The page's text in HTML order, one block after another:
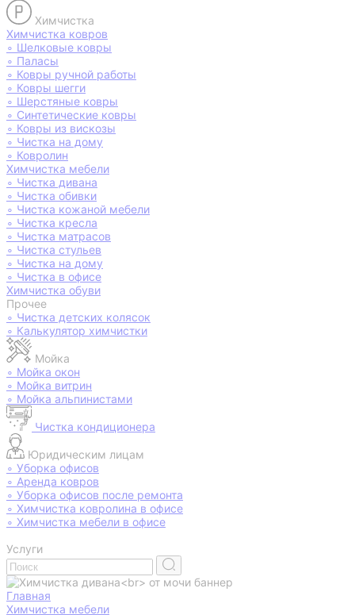
Химчистка
Химчистка ковров
∘ Шелковые ковры
∘ Паласы
∘ Ковры ручной работы
∘ Ковры шегги
∘ Шерстяные ковры
∘ Синтетические ковры
∘ Ковры из вискозы
∘ Чистка на дому
∘ Ковролин
Химчистка мебели
∘ Чистка дивана
∘ Чистка обивки
∘ Чистка кожаной мебели
∘ Чистка кресла
∘ Чистка матрасов
∘ Чистка стульев
∘ Чистка на дому
∘ Чистка в офисе
Химчистка обуви
Прочее
∘ Чистка детских колясок
∘ Калькулятор химчистки
Мойка
∘ Мойка окон
∘ Мойка витрин
∘ Мойка альпинистами
Чистка кондиционера
Юридическим лицам
∘ Уборка офисов
∘ Аренда ковров
∘ Уборка офисов после ремонта
∘ Химчистка ковролина в офисе
∘ Химчистка мебели в офисе
Услуги
Главная
Химчистка мебели